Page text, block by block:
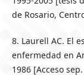
de Rosario,
8. Laurell AC. El
enfermedad en
1986 [Acceso